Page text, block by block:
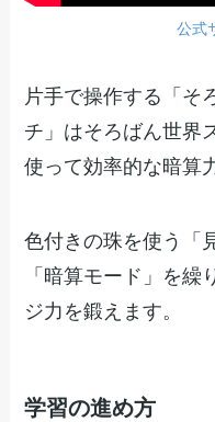
公式
片手で操作する「そ
チ」はそろばん世界
使って効率的な暗算
色付きの珠を使う「
「暗算モード」を
ジ力を鍛えます。
学習の進め方